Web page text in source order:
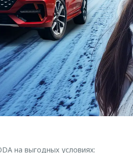
на выгодных условиях: